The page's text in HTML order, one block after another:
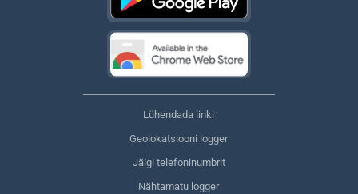
Lühendada linki
Geolokatsiooni logger
Jälgi telefoninumbrit
Nähtamatu logger